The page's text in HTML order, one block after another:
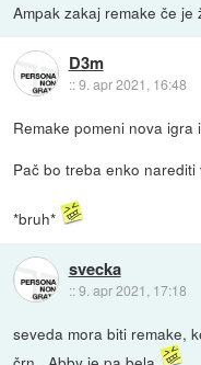
Ampak zakaj remake če je
D3m
::9. apr 2021, 16:48
Remake pomeni nova
Pač bo treba enko narediti
*bruh*
svecka
::9. apr 2021, 17:18
seveda mora biti remake,